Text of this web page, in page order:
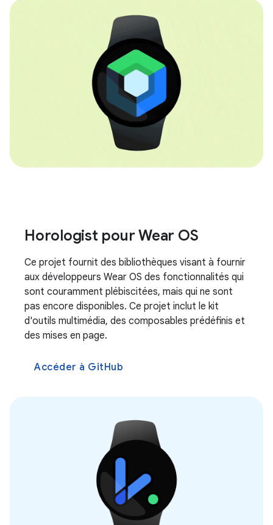
Horologist pour Wear OS
Ce projet fournit des bibliothèques visant à fournir
aux développeurs Wear OS des fonctionnalités qui
sont couramment plébiscitées, mais qui ne sont
pas encore disponibles. Ce projet inclut le kit
d'outils multimédia, des composables prédéfinis et
des mises en page.
Accéder à GitHub